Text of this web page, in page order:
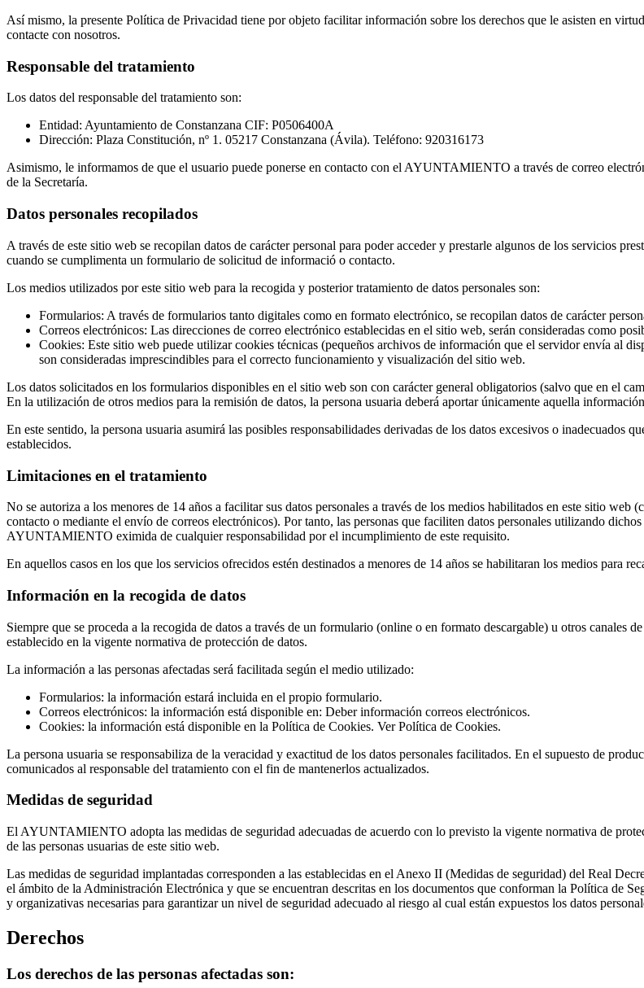
Así mismo, la presente Política de Privacidad tiene por objeto facilitar información sobre los derechos que le asisten en
contacte con nosotros.
Responsable del tratamiento
Los datos del responsable del tratamiento son:
Entidad: Ayuntamiento de Constanzana CIF: P0506400A
Dirección: Plaza Constitución, nº 1. 05217 Constanzana (Ávila). Teléfono: 920316173
Asimismo, le informamos de que el usuario puede ponerse en contacto con el AYUNTAMIENTO a través de correo
de la Secretaría.
Datos personales recopilados
A través de este sitio web se recopilan datos de carácter personal para poder acceder y prestarle algunos de los servicios
cuando se cumplimenta un formulario de solicitud de informació o contacto.
Los medios utilizados por este sitio web para la recogida y posterior tratamiento de datos personales son:
Formularios: A través de formularios tanto digitales como en formato electrónico, se recopilan datos de carácter
Correos electrónicos: Las direcciones de correo electrónico establecidas en el sitio web, serán consideradas como
Cookies: Este sitio web puede utilizar cookies técnicas (pequeños archivos de información que el servidor envía al
son consideradas imprescindibles para el correcto funcionamiento y visualización del sitio web.
Los datos solicitados en los formularios disponibles en el sitio web son con carácter general obligatorios (salvo que en el
En la utilización de otros medios para la remisión de datos, la persona usuaria deberá aportar únicamente aquella
En este sentido, la persona usuaria asumirá las posibles responsabilidades derivadas de los datos excesivos o inadecuados
establecidos.
Limitaciones en el tratamiento
No se autoriza a los menores de 14 años a facilitar sus datos personales a través de los medios habilitados en este sitio
contacto o mediante el envío de correos electrónicos). Por tanto, las personas que faciliten datos personales utilizando
AYUNTAMIENTO eximida de cualquier responsabilidad por el incumplimiento de este requisito.
En aquellos casos en los que los servicios ofrecidos estén destinados a menores de 14 años se habilitaran los medios para
Información en la recogida de datos
Siempre que se proceda a la recogida de datos a través de un formulario (online o en formato descargable) u otros canales
establecido en la vigente normativa de protección de datos.
La información a las personas afectadas será facilitada según el medio utilizado:
Formularios: la información estará incluida en el propio formulario.
Correos electrónicos: la información está disponible en: Deber información correos electrónicos.
Cookies: la información está disponible en la Política de Cookies. Ver Política de Cookies.
La persona usuaria se responsabiliza de la veracidad y exactitud de los datos personales facilitados. En el supuesto de
comunicados al responsable del tratamiento con el fin de mantenerlos actualizados.
Medidas de seguridad
El AYUNTAMIENTO adopta las medidas de seguridad adecuadas de acuerdo con lo previsto la vigente normativa de
de las personas usuarias de este sitio web.
Las medidas de seguridad implantadas corresponden a las establecidas en el Anexo II (Medidas de seguridad) del Real
el ámbito de la Administración Electrónica y que se encuentran descritas en los documentos que conforman la Política de
y organizativas necesarias para garantizar un nivel de seguridad adecuado al riesgo al cual están expuestos los datos
Derechos
Los derechos de las personas afectadas son: